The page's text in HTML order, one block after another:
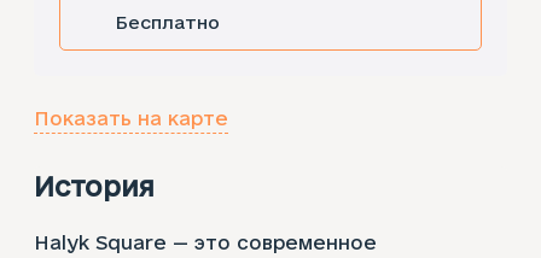
История
Halyk Square — это современное
Бесплатно
Показать на карте